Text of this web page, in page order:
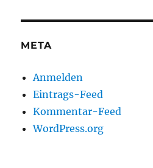
META
Anmelden
Eintrags-Feed
Kommentar-Feed
WordPress.org